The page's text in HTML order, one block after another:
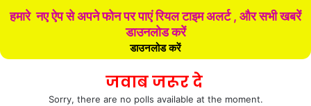
हमारे नए ऐप से अपने फोन पर पाएं रियल टाइम अलर्ट , और सभी खबरें
डाउनलोड करें
डाउनलोड करें
जवाब जरूर दे
Sorry, there are no polls available at the moment.